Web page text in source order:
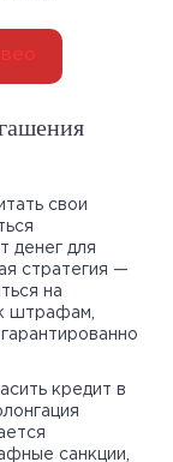
свои
денег для
стратегия —
на
штрафам,
кредит в
санкции,